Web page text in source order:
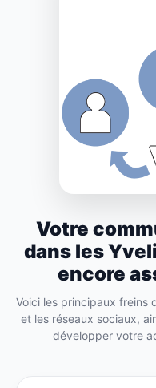
Votre
dans les
encore
Voici les principaux freins
et les réseaux sociaux,
développer votre